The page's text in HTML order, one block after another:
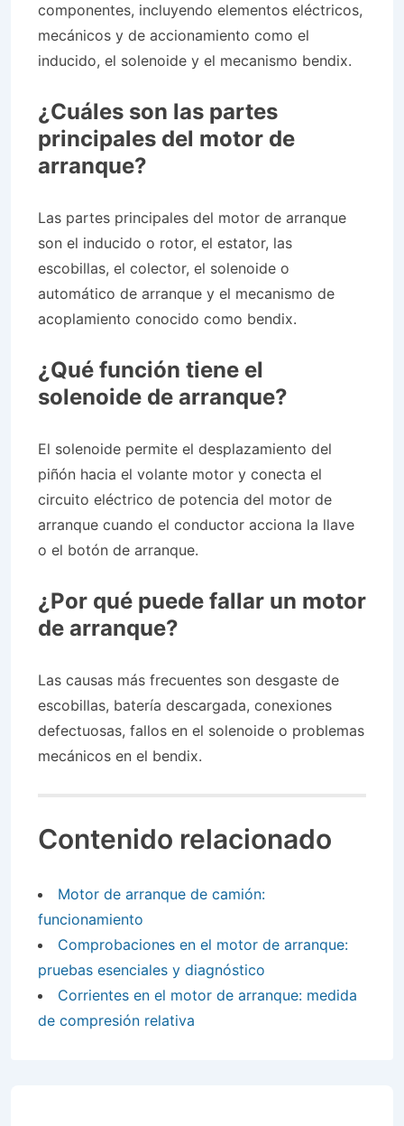
componentes, incluyendo elementos eléctricos,
mecánicos y de accionamiento como el
inducido, el solenoide y el mecanismo bendix.
¿Cuáles son las partes
principales del motor de
arranque?
Las partes principales del motor de arranque
son el inducido o rotor, el estator, las
escobillas, el colector, el solenoide o
automático de arranque y el mecanismo de
acoplamiento conocido como bendix.
¿Qué función tiene el
solenoide de arranque?
El solenoide permite el desplazamiento del
piñón hacia el volante motor y conecta el
circuito eléctrico de potencia del motor de
arranque cuando el conductor acciona la llave
o el botón de arranque.
¿Por qué puede fallar un motor
de arranque?
Las causas más frecuentes son desgaste de
escobillas, batería descargada, conexiones
defectuosas, fallos en el solenoide o problemas
mecánicos en el bendix.
Contenido relacionado
Motor de arranque de camión:
funcionamiento
Comprobaciones en el motor de arranque:
pruebas esenciales y diagnóstico
Corrientes en el motor de arranque: medida
de compresión relativa